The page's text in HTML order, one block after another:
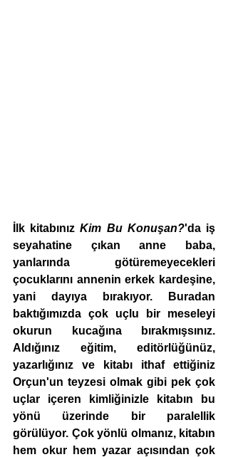
İlk kitabınız Kim Bu Konuşan?'da iş
seyahatine çıkan anne baba,
yanlarında götüremeyecekleri
çocuklarını annenin erkek kardeşine,
yani dayıya bırakıyor. Buradan
baktığımızda çok uçlu bir meseleyi
okurun kucağına bırakmışsınız.
Aldığınız eğitim, editörlüğünüz,
yazarlığınız ve kitabı ithaf ettiğiniz
Orçun'un teyzesi olmak gibi pek çok
uçlar içeren kimliğinizle kitabın bu
yönü üzerinde bir paralellik
görülüyor. Çok yönlü olmanız, kitabın
hem okur hem yazar açısından çok